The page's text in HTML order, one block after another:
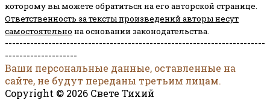
которому вы можете обратиться на его авторской странице.
Ответственность за тексты произведений авторы несут
самостоятельно на основании законодательства.
------------------------------------------------------------------------
--------------------
Ваши персональные данные, оставленные на
сайте, не будут переданы третьим лицам.
Copyright © 2026 Свете Тихий